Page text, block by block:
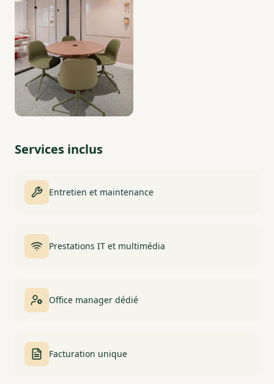
Services inclus
Entretien et maintenance
Prestations IT et multimédia
Office manager dédié
Facturation unique